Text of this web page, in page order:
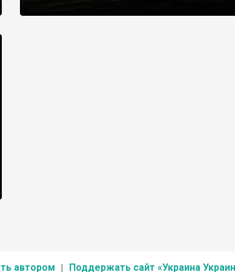
автором Поддержать сайт «Украина